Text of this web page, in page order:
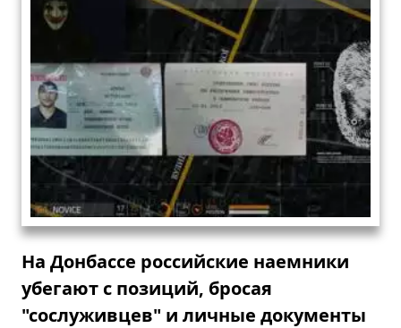
На Донбассе российские наемники
убегают с позиций, бросая
"сослуживцев" и личные документы